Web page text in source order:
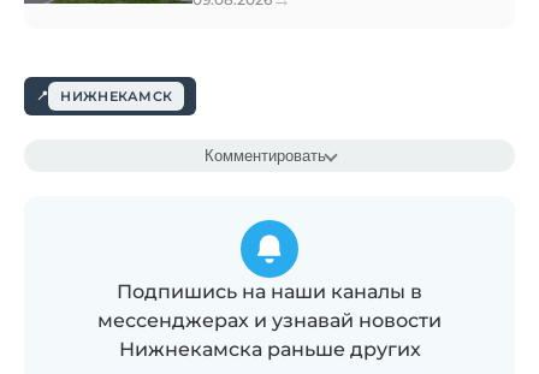
НИЖНЕКАМСК
Комментировать
Подпишись на наши каналы в
мессенджерах и узнавай новости
Нижнекамска раньше других